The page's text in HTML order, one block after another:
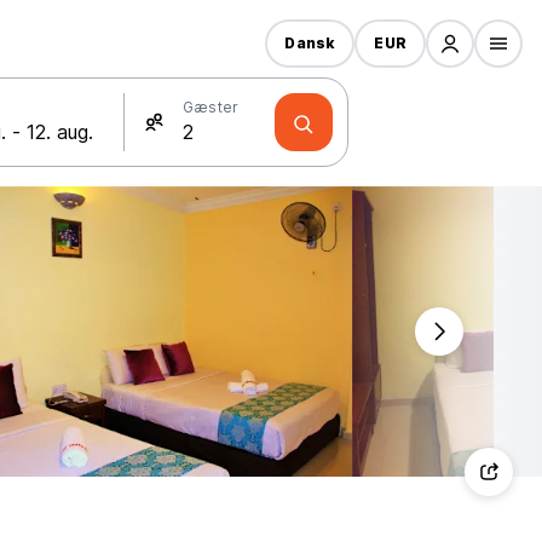
Gæster
Dansk EUR